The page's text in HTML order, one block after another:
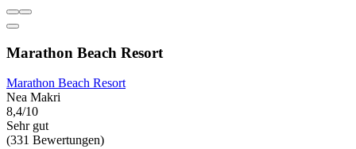
Marathon Beach Resort
Marathon Beach Resort
Nea Makri
8,4/10
Sehr gut
(331 Bewertungen)